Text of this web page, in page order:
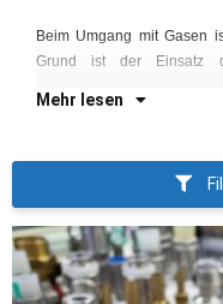
Beim Umgang mit Gasen
Grund ist der Einsatz
Mehr lesen